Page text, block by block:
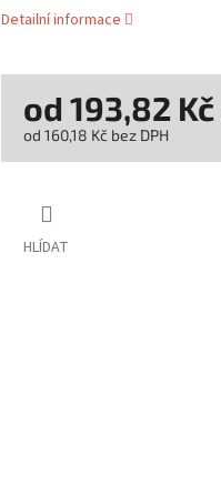
Detailní informace
HLÍDAT
od 193,82 Kč
od 160,18 Kč bez DPH